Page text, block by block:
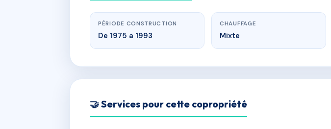
PÉRIODE CONSTRUCTION
De 1975 a 1993
CHAUFFAGE
Mixte
🤝 Services pour cette copropriété